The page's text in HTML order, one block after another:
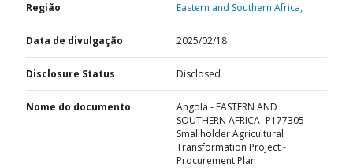
Região Eastern and Southern Africa,
Data de divulgação 2025/02/18
Disclosure Status Disclosed
Nome do documento
Angola - EASTERN AND
SOUTHERN AFRICA- P177305-
Smallholder Agricultural
Transformation Project -
Procurement Plan